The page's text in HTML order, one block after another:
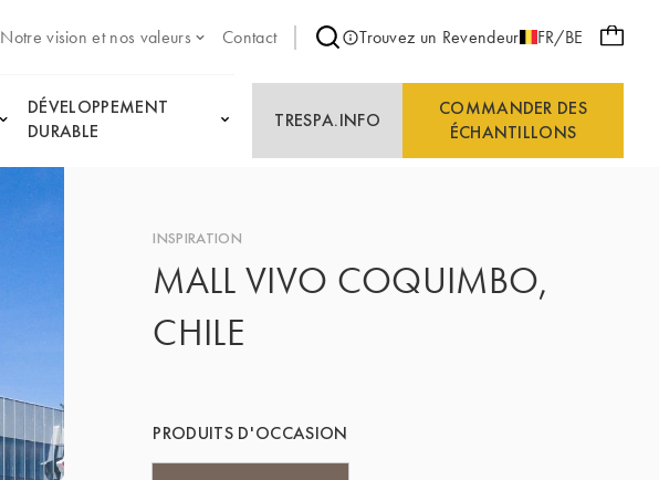
Notre vision et nos valeurs Contact Trouvez un Revendeur FR/BE
DÉVELOPPEMENT
DURABLE
TRESPA.INFO
COMMANDER DES
ÉCHANTILLONS
INSPIRATION
MALL VIVO COQUIMBO,
CHILE
PRODUITS D'OCCASION